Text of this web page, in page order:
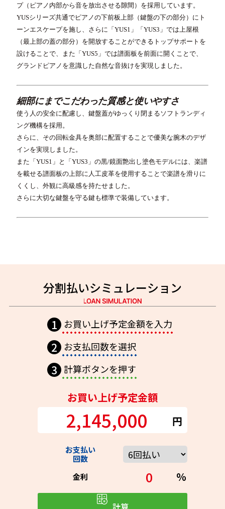
プ（ピアノ内部から音を放出させる隙間）を採用しています。
YUSシリーズ共通でピアノの下前板上部（鍵盤の下の部分）にト
ーンエスケープを施し、さらに「YUS1」「YUS3」では上屋根
（最上部の蓋の部分）を開放することができるトップサポートを
設けることで、また「YUS5」では譜面板を前面に開くことで、
グランドピアノを意識した自然な音抜けを実現しました。
細部にまでこだわった質感と使いやすさ
使う人の安全に配慮し、鍵盤蓋がゆっくり閉まるソフトランディ
ング機構を採用。
さらに、その回転金具を奥部に配置することで優美な腕木のデザ
インを実現しました。
また「YUS1」と「YUS3」の黒/鏡面艶出し塗色モデルには、楽譜
を載せる譜面板の上部に人工皮革を使用することで楽譜を滑りに
くくし、外観に高級感を持たせました。
さらに大切な鍵盤を守る鍵も標準で装備しています。
分割払いシミュレーション
1 お買い上げ予定金額を入力
2 お支払回数を選択
3 計算ボタンを押す
お買い上げ予定金額
2,145,000 円
お支払い
回数
金利
0 ％